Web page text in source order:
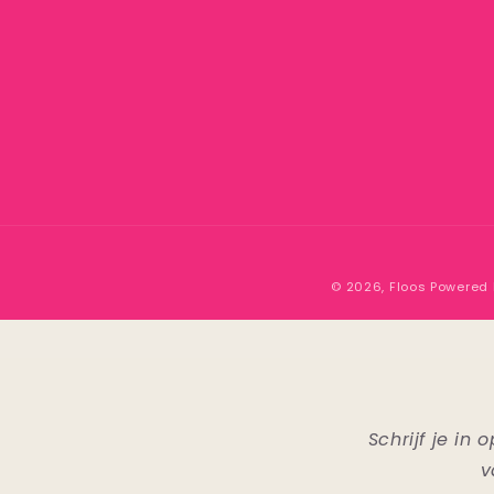
© 2026, Floos Powered
Schrijf je in